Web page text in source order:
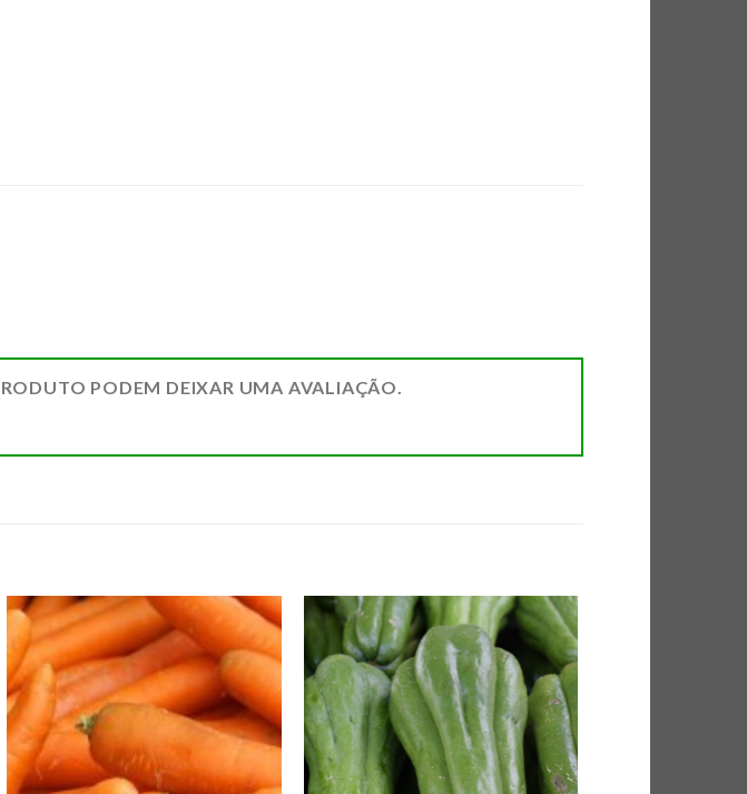
PODEM DEIXAR UMA AVALIAÇÃO.
ADICIONAR
A LISTA DE
COMPRAS
ADICIONAR
A LISTA DE
COMPRAS